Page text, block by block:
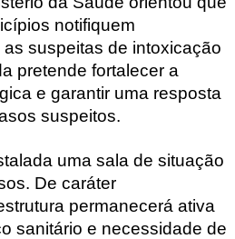
notifiquem
suspeitas de intoxicação
pretende fortalecer a
e garantir uma resposta
suspeitos.
uma sala de situação
De caráter
permanecerá ativa
sanitário e necessidade de